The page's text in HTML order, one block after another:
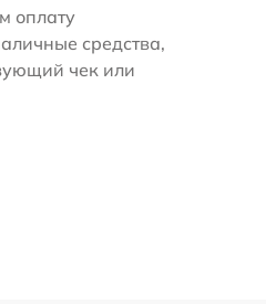
оплату
средства,
чек или